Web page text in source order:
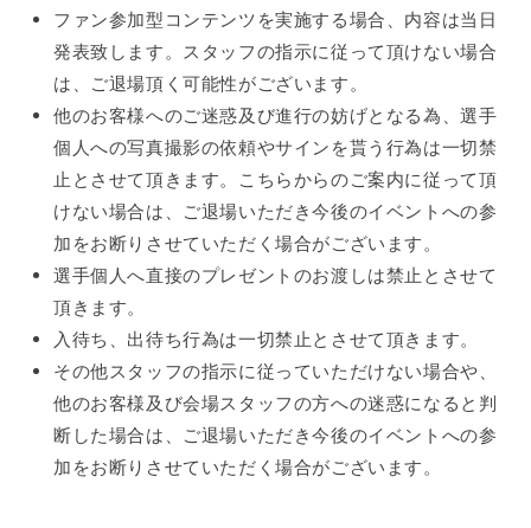
ファン参加型コンテンツを実施する場合、内容は当日
発表致します。スタッフの指示に従って頂けない場合
は、ご退場頂く可能性がございます。
他のお客様へのご迷惑及び進行の妨げとなる為、選手
個人への写真撮影の依頼やサインを貰う行為は一切禁
止とさせて頂きます。こちらからのご案内に従って頂
けない場合は、ご退場いただき今後のイベントへの参
加をお断りさせていただく場合がございます。
選手個人へ直接のプレゼントのお渡しは禁止とさせて
頂きます。
入待ち、出待ち行為は一切禁止とさせて頂きます。
その他スタッフの指示に従っていただけない場合や、
他のお客様及び会場スタッフの方への迷惑になると判
断した場合は、ご退場いただき今後のイベントへの参
加をお断りさせていただく場合がございます。